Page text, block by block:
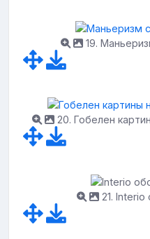
19.
20. Гобелен
21. Interio